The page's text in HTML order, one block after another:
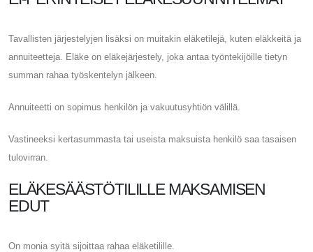
Tavallisten järjestelyjen lisäksi on muitakin eläketilejä, kuten eläkkeitä ja
annuiteetteja. Eläke on eläkejärjestely, joka antaa työntekijöille tietyn
summan rahaa työskentelyn jälkeen.
Annuiteetti on sopimus henkilön ja vakuutusyhtiön välillä.
Vastineeksi kertasummasta tai useista maksuista henkilö saa tasaisen
tulovirran.
ELÄKESÄÄSTÖTILILLE MAKSAMISEN
EDUT
On monia syitä sijoittaa rahaa eläketilille.